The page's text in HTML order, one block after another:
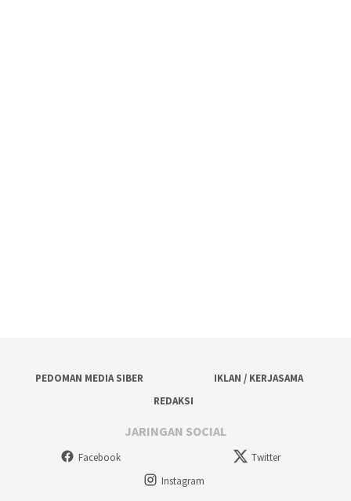
PEDOMAN MEDIA SIBER
IKLAN / KERJASAMA
REDAKSI
JARINGAN SOCIAL
Facebook
Twitter
Instagram